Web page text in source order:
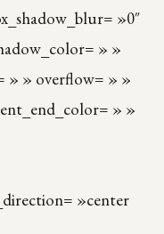
»0″
» »
» » overflow= » »
» »
»center